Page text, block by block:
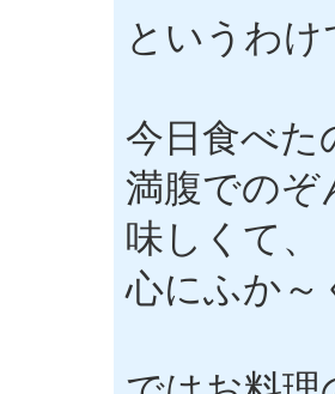
というわけ
今日食べた
満腹でのぞ
味しくて、
心にふか～